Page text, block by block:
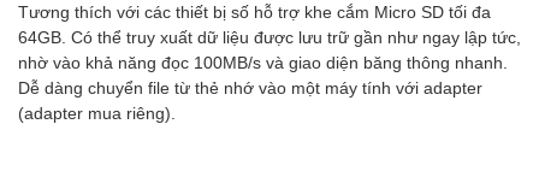
Tương thích với các thiết bị số hỗ trợ khe cắm Micro SD tối đa
64GB. Có thể truy xuất dữ liệu được lưu trữ gần như ngay lập tức,
nhờ vào khả năng đọc 100MB/s và giao diện băng thông nhanh.
Dễ dàng chuyển file từ thẻ nhớ vào một máy tính với adapter
(adapter mua riêng).